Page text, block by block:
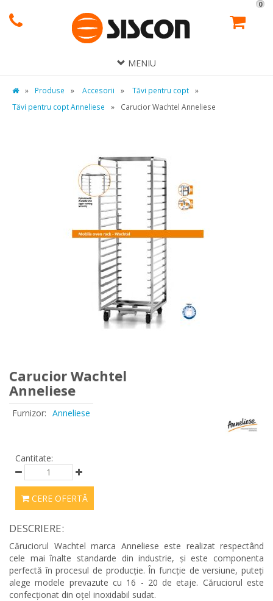
0
MENIU
» Produse » Accesorii » Tăvi pentru copt
»
Tăvi pentru copt Anneliese
» Carucior Wachtel Anneliese
Carucior Wachtel
Anneliese
Furnizor: Anneliese
Cantitate:
CERE OFERTĂ
DESCRIERE:
Căruciorul Wachtel marca Anneliese este realizat respectând
cele mai înalte standarde din industrie, și este componenta
perfectă în procesul de producție. În funcție de versiune, puteți
alege modele prevazute cu 16 - 20 de etaje. Căruciorul este
confecționat din oțel inoxidabil sudat.